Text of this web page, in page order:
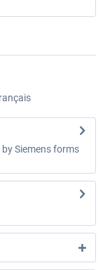
Siemens forms